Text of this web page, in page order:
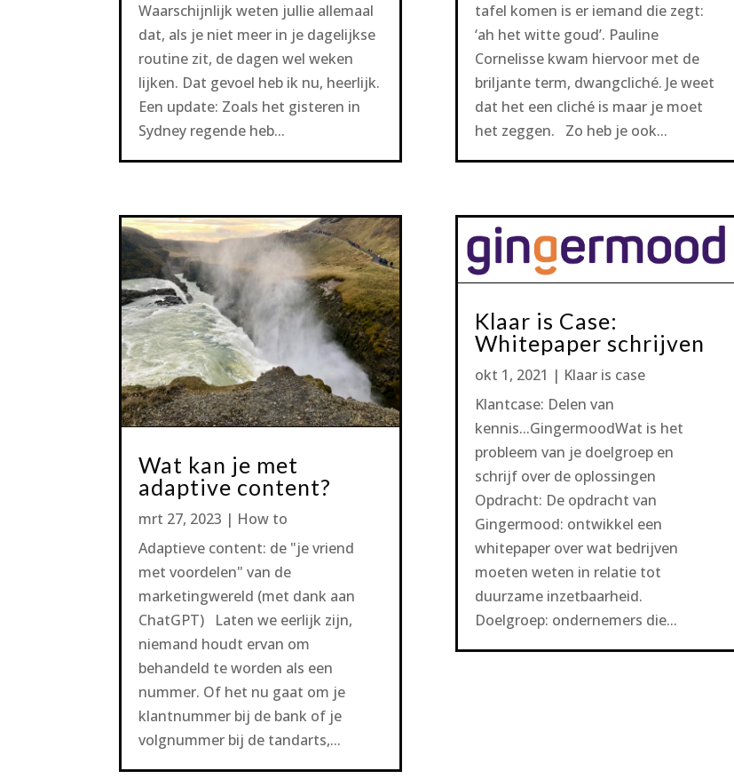
Waarschijnlijk weten jullie allemaal
dat, als je niet meer in je dagelijkse
routine zit, de dagen wel weken
lijken. Dat gevoel heb ik nu, heerlijk.
Een update: Zoals het gisteren in
Sydney regende heb...
Wat kan je met
adaptive content?
mrt 27, 2023 | How to
Adaptieve content: de "je vriend
met voordelen" van de
marketingwereld (met dank aan
ChatGPT) Laten we eerlijk zijn,
niemand houdt ervan om
behandeld te worden als een
nummer. Of het nu gaat om je
klantnummer bij de bank of je
volgnummer bij de tandarts,...
tafel komen is er iemand die zegt:
‘ah het witte goud’. Pauline
Cornelisse kwam hiervoor met de
briljante term, dwangcliché. Je weet
dat het een cliché is maar je moet
het zeggen. Zo heb je ook...
Klaar is Case:
Whitepaper schrijven
okt 1, 2021 | Klaar is case
Klantcase: Delen van
kennis...GingermoodWat is het
probleem van je doelgroep en
schrijf over de oplossingen
Opdracht: De opdracht van
Gingermood: ontwikkel een
whitepaper over wat bedrijven
moeten weten in relatie tot
duurzame inzetbaarheid.
Doelgroep: ondernemers die...